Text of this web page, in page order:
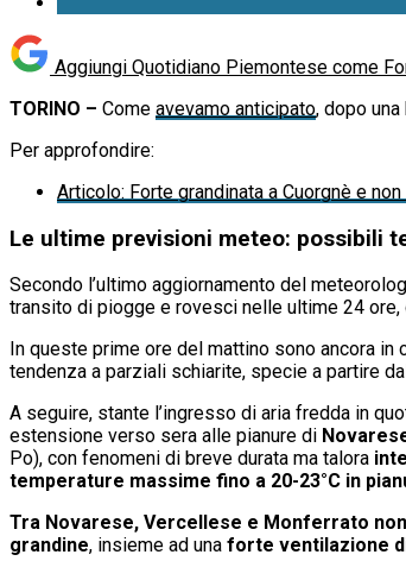
Aggiungi Quotidiano Piemontese come
TORINO – Come avevamo anticipato, dopo
Per approfondire:
Articolo: Forte grandinata a Cuorgnè e
Le ultime previsioni meteo: possibili
Secondo l’ultimo aggiornamento del
transito di piogge e rovesci nelle ultime 24
In queste prime ore del mattino sono ancora
tendenza a parziali schiarite, specie a partire
A seguire, stante l’ingresso di aria fredda in
estensione verso sera alle pianure di
Po), con fenomeni di breve durata ma talora
temperature massime fino a 20-23°C in
Tra Novarese, Vercellese e Monferrato
grandine, insieme ad una forte ventilazione